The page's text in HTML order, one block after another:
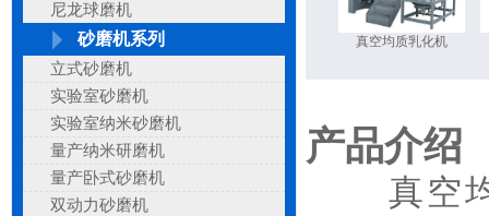
尼龙球磨机
砂磨机系列
立式砂磨机
实验室砂磨机
实验室纳米砂磨机
量产纳米研磨机
量产卧式砂磨机
双动力砂磨机
真空均质乳化机
产品介绍
真空均